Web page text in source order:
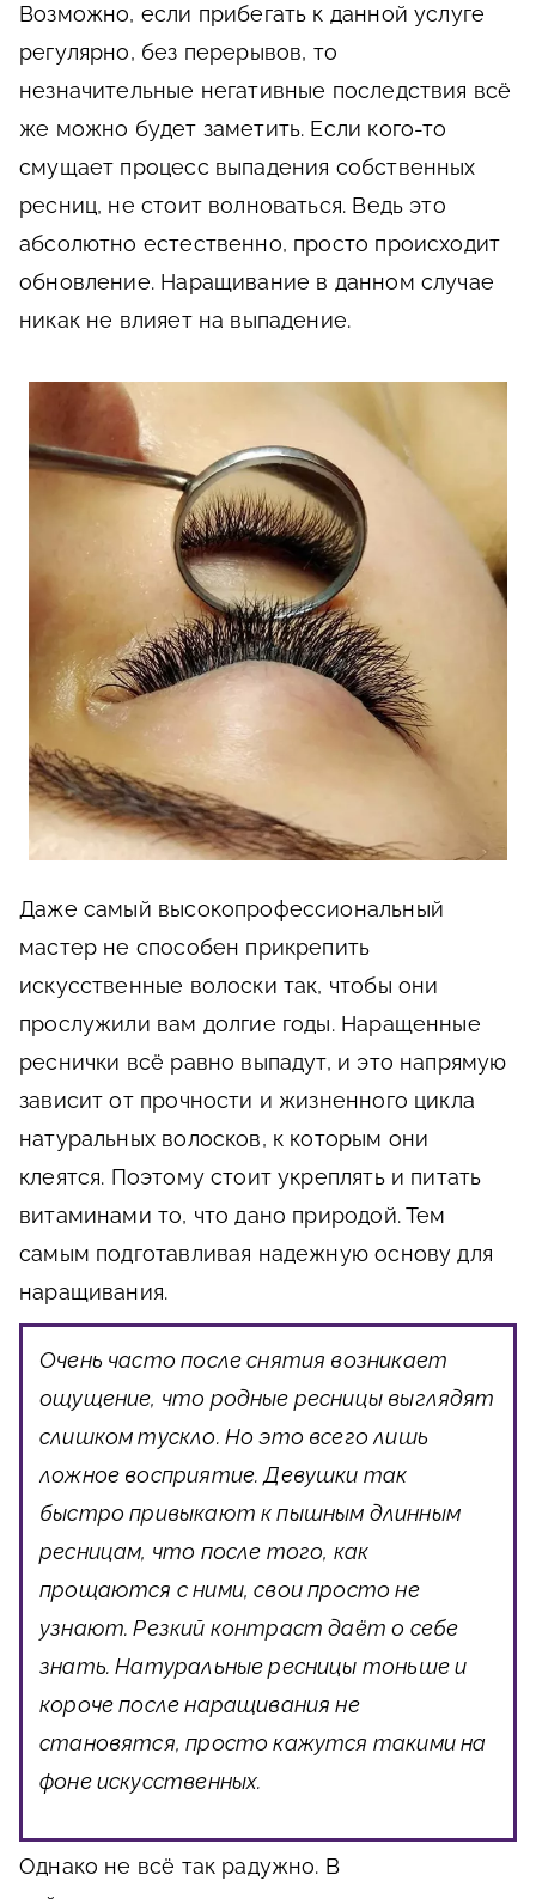
Возможно, если прибегать к данной услуге
регулярно, без перерывов, то
незначительные негативные последствия всё
же можно будет заметить. Если кого-то
смущает процесс выпадения собственных
ресниц, не стоит волноваться. Ведь это
абсолютно естественно, просто происходит
обновление. Наращивание в данном случае
никак не влияет на выпадение.
Даже самый высокопрофессиональный
мастер не способен прикрепить
искусственные волоски так, чтобы они
прослужили вам долгие годы. Наращенные
реснички всё равно выпадут, и это напрямую
зависит от прочности и жизненного цикла
натуральных волосков, к которым они
клеятся. Поэтому стоит укреплять и питать
витаминами то, что дано природой. Тем
самым подготавливая надежную основу для
наращивания.
Очень часто после снятия возникает
ощущение, что родные ресницы выглядят
слишком тускло. Но это всего лишь
ложное восприятие. Девушки так
быстро привыкают к пышным длинным
ресницам, что после того, как
прощаются с ними, свои просто не
узнают. Резкий контраст даёт о себе
знать. Натуральные ресницы тоньше и
короче после наращивания не
становятся, просто кажутся такими на
фоне искусственных.
Однако не всё так радужно. В